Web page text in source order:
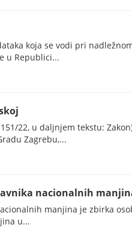
koja se vodi pri
u Republici...
22, u daljnjem tekstu:
Zagrebu,...
nacionalnih
manjina je zbirka
u...